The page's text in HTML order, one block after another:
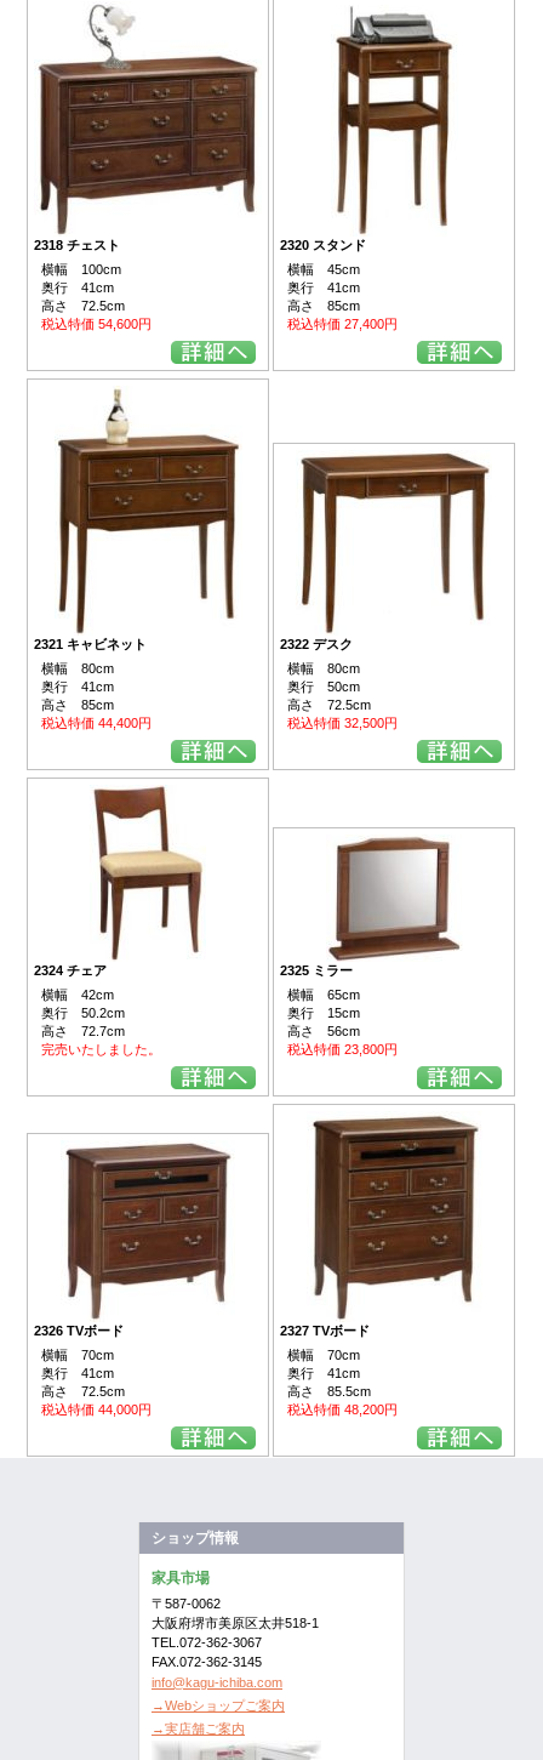
2318 チェスト
横幅 100cm
奥行 41cm
高さ 72.5cm
税込特価 54,600円
2320 スタンド
横幅 45cm
奥行 41cm
高さ 85cm
税込特価 27,400円
2321 キャビネット
横幅 80cm
奥行 41cm
高さ 85cm
税込特価 44,400円
2322 デスク
横幅 80cm
奥行 50cm
高さ 72.5cm
税込特価 32,500円
2324 チェア
横幅 42cm
奥行 50.2cm
高さ 72.7cm
完売いたしました。
2325 ミラー
横幅 65cm
奥行 15cm
高さ 56cm
税込特価 23,800円
2326 TVボード
横幅 70cm
奥行 41cm
高さ 72.5cm
税込特価 44,000円
2327 TVボード
横幅 70cm
奥行 41cm
高さ 85.5cm
税込特価 48,200円
ショップ情報
家具市場
〒587-0062
大阪府堺市美原区太井518-1
TEL.072-362-3067
FAX.072-362-3145
info@kagu-ichiba.com
→Webショップご案内
→実店舗ご案内